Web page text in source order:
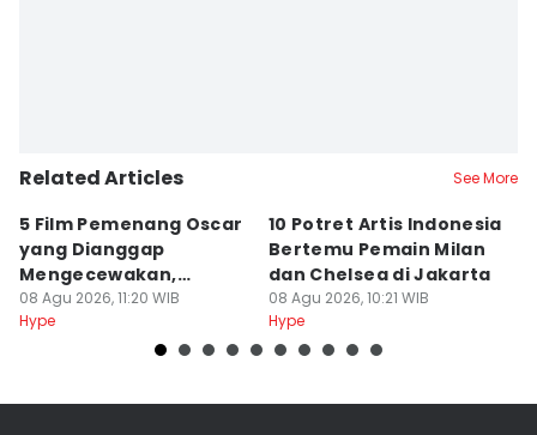
Related Articles See More
5 Film Pemenang Oscar
yang Dianggap
Mengecewakan,
Kenapa?
08 Agu 2026, 11:20 WIB
Hype
10 Potret Artis Indonesia
Bertemu Pemain Milan
dan Chelsea di Jakarta
08 Agu 2026, 10:21 WIB
Hype